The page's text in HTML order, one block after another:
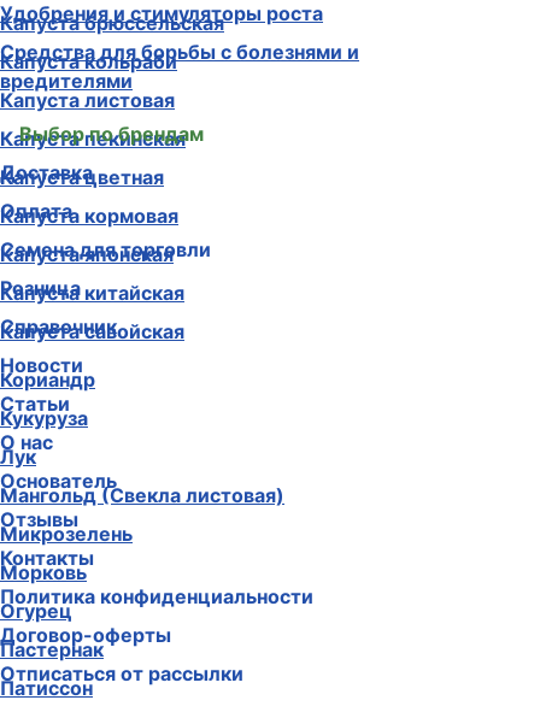
Капуста брюссельская
Капуста кольраби
Капуста листовая
Капуста пекинская
Капуста цветная
Капуста кормовая
Капуста японская
Капуста китайская
Капуста савойская
Кориандр
Кукуруза
Лук
Мангольд (Свекла листовая)
Микрозелень
Морковь
Огурец
Пастернак
Патиссон
Удобрения и стимуляторы роста
Средства для борьбы с болезнями и
вредителями
Выбор по брендам
Доставка
Оплата
Семена для торговли
Розница
Справочник
Новости
Статьи
О нас
Основатель
Отзывы
Контакты
Политика конфиденциальности
Договор-оферты
Отписаться от рассылки